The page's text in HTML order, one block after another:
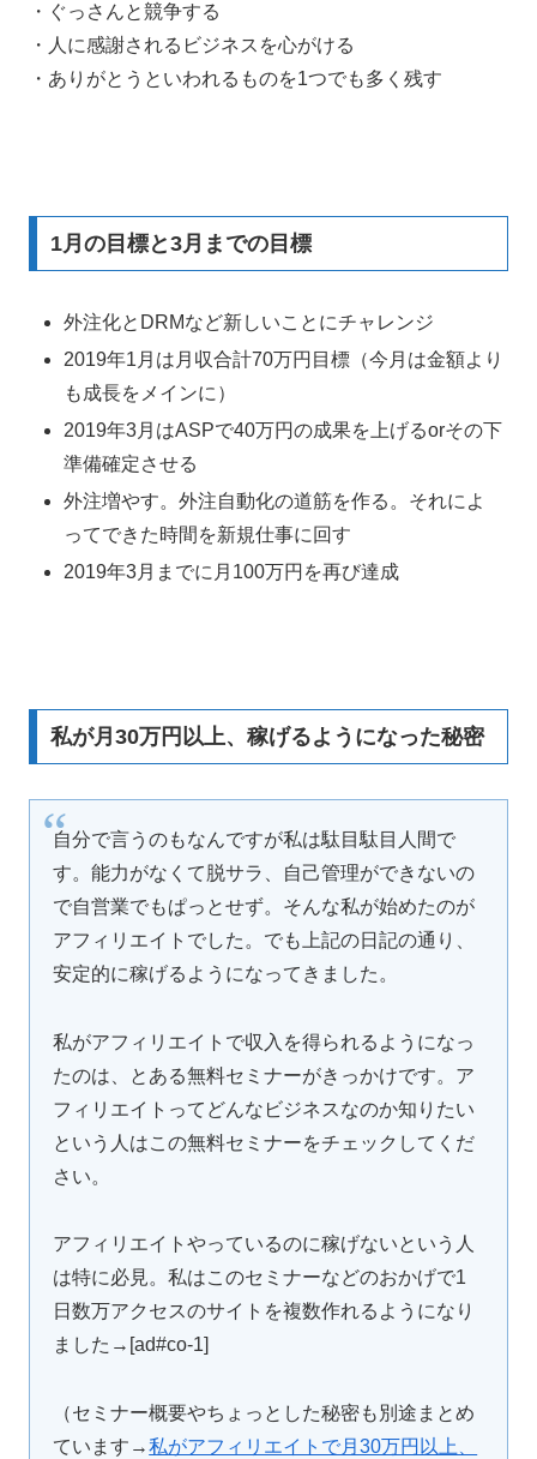
・ぐっさんと競争する
・人に感謝されるビジネスを心がける
・ありがとうといわれるものを1つでも多く残す
1月の目標と3月までの目標
外注化とDRMなど新しいことにチャレンジ
2019年1月は月収合計70万円目標（今月は金額より
も成長をメインに）
2019年3月はASPで40万円の成果を上げるorその下
準備確定させる
外注増やす。外注自動化の道筋を作る。それによ
ってできた時間を新規仕事に回す
2019年3月までに月100万円を再び達成
私が月30万円以上、稼げるようになった秘密
自分で言うのもなんですが私は駄目駄目人間で
す。能力がなくて脱サラ、自己管理ができないの
で自営業でもぱっとせず。そんな私が始めたのが
アフィリエイトでした。でも上記の日記の通り、
安定的に稼げるようになってきました。
私がアフィリエイトで収入を得られるようになっ
たのは、とある無料セミナーがきっかけです。ア
フィリエイトってどんなビジネスなのか知りたい
という人はこの無料セミナーをチェックしてくだ
さい。
アフィリエイトやっているのに稼げないという人
は特に必見。私はこのセミナーなどのおかげで1
日数万アクセスのサイトを複数作れるようになり
ました→[ad#co-1]
（セミナー概要やちょっとした秘密も別途まとめ
ています→私がアフィリエイトで月30万円以上、